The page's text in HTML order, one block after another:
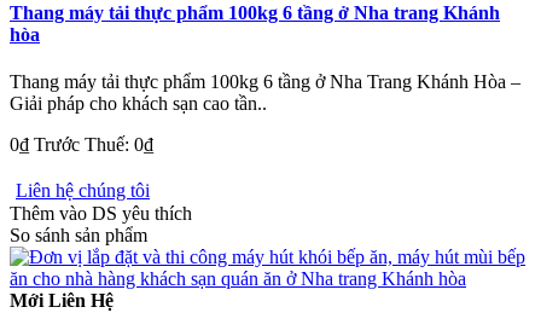
Thang máy tải thực phẩm 100kg 6 tầng ở Nha trang Khánh
hòa
Thang máy tải thực phẩm 100kg 6 tầng ở Nha Trang Khánh Hòa –
Giải pháp cho khách sạn cao tần..
0₫ Trước Thuế: 0₫
Liên hệ chúng tôi
Thêm vào DS yêu thích
So sánh sản phẩm
Mới Liên Hệ